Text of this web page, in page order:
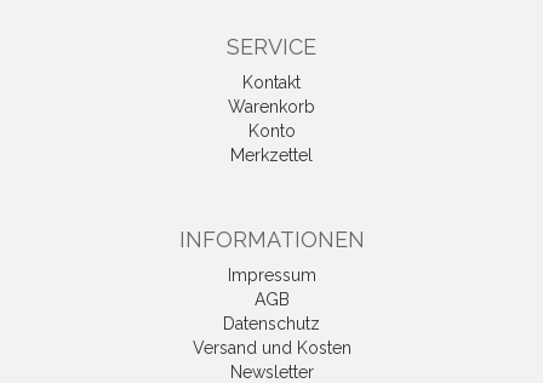
SERVICE
Kontakt
Warenkorb
Konto
Merkzettel
INFORMATIONEN
Impressum
AGB
Datenschutz
Versand und Kosten
Newsletter